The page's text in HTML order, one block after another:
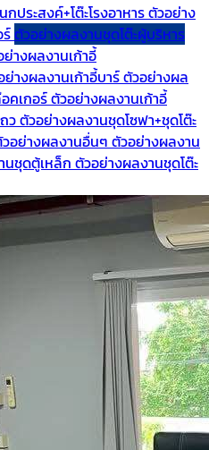
ประสงค์+โต๊ะโรงอาหารตัวอย่าง
ตัวอย่างผลงานชุดโต๊ะผู้บริหาร
างผลงานเก้าอี้
ย่างผลงานเก้าอี้บาร์ตัวอย่างผล
คเกอร์ตัวอย่างผลงานเก้าอี้
วตัวอย่างผลงานชุดโซฟา+ชุดโต๊ะ
อย่างผลงานอื่นๆ ตัวอย่างผลงาน
นชุดตู้เหล็ก ตัวอย่างผลงานชุดโต๊ะ